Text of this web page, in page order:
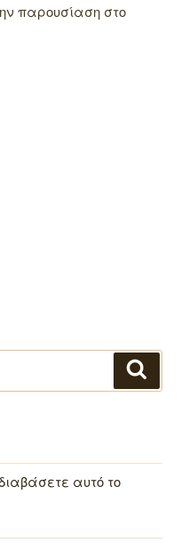
παρουσίαση στο
αυτό το